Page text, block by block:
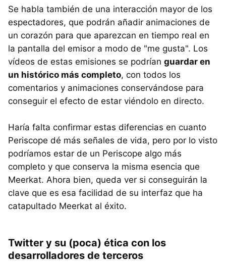
Se habla también de una interacción mayor de los
espectadores, que podrán añadir animaciones de
un corazón para que aparezcan en tiempo real en
la pantalla del emisor a modo de "me gusta". Los
vídeos de estas emisiones se podrían guardar en
un histórico más completo, con todos los
comentarios y animaciones conservándose para
conseguir el efecto de estar viéndolo en directo.
Haría falta confirmar estas diferencias en cuanto
Periscope dé más señales de vida, pero por lo visto
podríamos estar de un Periscope algo más
completo y que conserva la misma esencia que
Meerkat. Ahora bien, queda ver si conseguirán la
clave que es esa facilidad de su interfaz que ha
catapultado Meerkat al éxito.
Twitter y su (poca) ética con los
desarrolladores de terceros